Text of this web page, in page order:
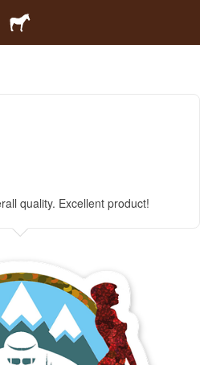
quality. Excellent product!